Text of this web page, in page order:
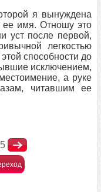
я вынуждена
ее имя. Отношу это
уст после первой,
легкостью
способности до
исключением,
а руке
читавшим ее